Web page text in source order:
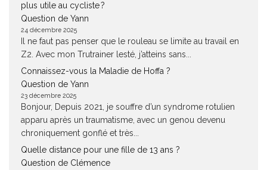
plus utile au cycliste ?
Question de Yann
24 décembre 2025
Il ne faut pas penser que le rouleau se limite au travail en
Z2. Avec mon Trutrainer lesté, j’atteins sans...
Connaissez-vous la Maladie de Hoffa ?
Question de Yann
23 décembre 2025
Bonjour, Depuis 2021, je souffre d’un syndrome rotulien
apparu après un traumatisme, avec un genou devenu
chroniquement gonflé et très...
Quelle distance pour une fille de 13 ans ?
Question de Clémence